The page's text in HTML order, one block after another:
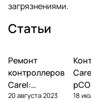
загрязнениями.
Статьи
Автоматика и
контроллеры
Ремонт
контроллеров
Carel:
диагностика
20 августа 2023 18